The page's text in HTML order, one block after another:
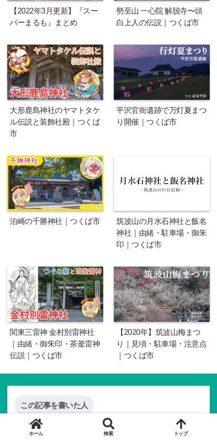
【2022年3月更新】『スー
パーまるも』まとめ
勢至山 一心院 解脱寺〜頭
白上人の伝説｜つくば市
大形鹿島神社のヤマトタケ
ル伝説と装飾社殿｜つくば
市
平沢官衙遺跡で万灯夏まつ
り開催｜つくば市
泊崎の千勝神社｜つくば市
筑波山の月水石神社と飯名
神社｜由緒・駐車場・御朱
印｜つくば市
関東三雷神 金村別雷神社
｜由緒・御朱印・茶釜雷神
伝説｜つくば市
【2020年】筑波山梅まつ
り｜見頃・駐車場・注意点
｜つくば市
この記事を書いた人
ホーム 検索 トップ